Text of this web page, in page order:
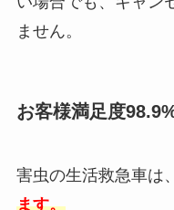
ません。
お客様満足度
害虫の生活救急車は、
ます。